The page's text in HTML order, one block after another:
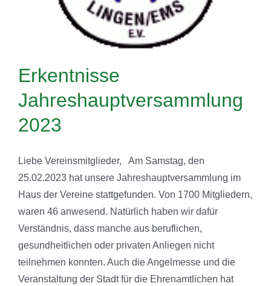
Erkentnisse
Jahreshauptversammlung
2023
Liebe Vereinsmitglieder, Am Samstag, den
25.02.2023 hat unsere Jahreshauptversammlung im
Haus der Vereine stattgefunden. Von 1700 Mitgliedern,
waren 46 anwesend. Natürlich haben wir dafür
Verständnis, dass manche aus beruflichen,
gesundheitlichen oder privaten Anliegen nicht
teilnehmen konnten. Auch die Angelmesse und die
Veranstaltung der Stadt für die Ehrenamtlichen hat